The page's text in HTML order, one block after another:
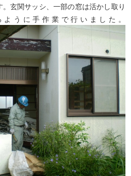
玄関サッシ、一部の窓は活かし取り
うに手作業で行いました。